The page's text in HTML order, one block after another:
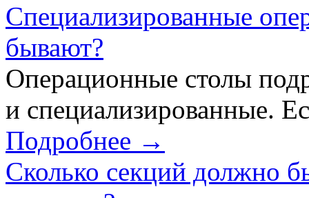
Специализированные
бывают?
Операционные столы
и специализированные.
Подробнее →
Сколько секций должно